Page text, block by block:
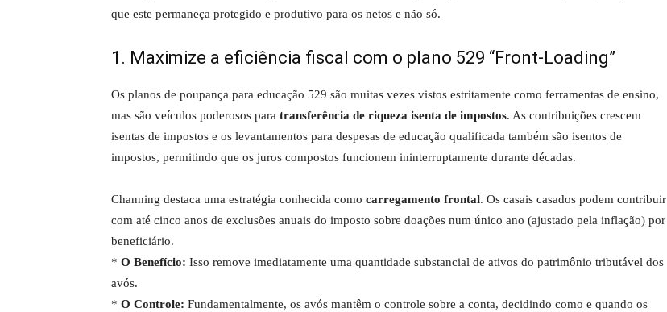
que este permaneça protegido e produtivo para os netos e não só.
1. Maximize a eficiência fiscal com o plano 529 “Front-Loading”
Os planos de poupança para educação 529 são muitas vezes vistos estritamente como ferramentas de ensino,
mas são veículos poderosos para transferência de riqueza isenta de impostos. As contribuições crescem
isentas de impostos e os levantamentos para despesas de educação qualificada também são isentos de
impostos, permitindo que os juros compostos funcionem ininterruptamente durante décadas.
Channing destaca uma estratégia conhecida como carregamento frontal. Os casais casados ​​podem contribuir
com até cinco anos de exclusões anuais do imposto sobre doações num único ano (ajustado pela inflação) por
beneficiário.
* O Benefício: Isso remove imediatamente uma quantidade substancial de ativos do patrimônio tributável dos
avós.
* O Controle: Fundamentalmente, os avós mantêm o controle sobre a conta, decidindo como e quando os